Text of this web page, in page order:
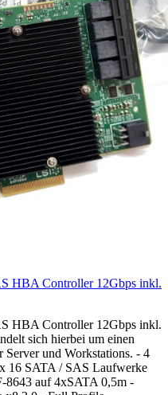
HBA Controller 12Gbps inkl.
HBA Controller 12Gbps inkl.
sich hierbei um einen
und Workstations. - 4
16 SATA / SAS Laufwerke
auf 4xSATA 0,5m -